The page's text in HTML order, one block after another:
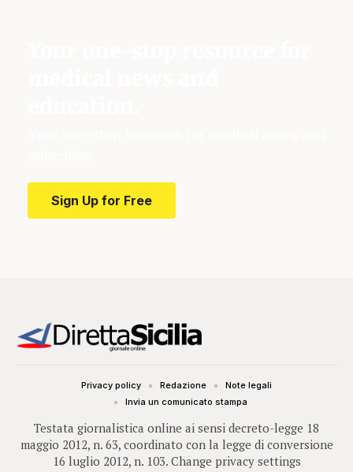
Sign Up for Free
Testata giornalistica online ai sensi decreto-legge 18
maggio 2012, n. 63, coordinato con la legge di conversione
16 luglio 2012, n. 103. Change privacy settings
Privacy policy Redazione
Note legali
Invia un comunicato stampa